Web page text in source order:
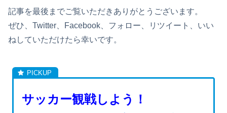
記事を最後までご覧いただきありがとうございます。
ぜひ、Twitter、Facebook、フォロー、リツイート、いい
ねしていただけたら幸いです。
サッカー観戦しよう！